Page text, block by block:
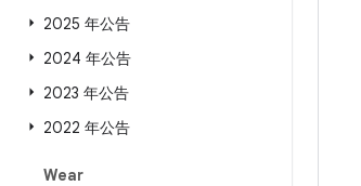
2025 年公告
2024 年公告
2023 年公告
2022 年公告
Wear